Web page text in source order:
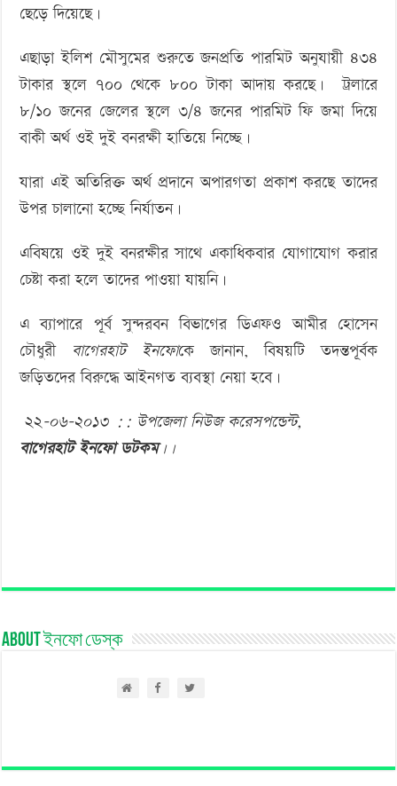
ছেড়ে দিয়েছে।
এছাড়া ইলিশ মৌসুমের শুরুতে জনপ্রতি পারমিট অনুযায়ী ৪৩৪
টাকার স্থলে ৭০০ থেকে ৮০০ টাকা আদায় করছে। ট্রলারে
৮/১০ জনের জেলের স্থলে ৩/৪ জনের পারমিট ফি জমা দিয়ে
বাকী অর্থ ওই দুই বনরক্ষী হাতিয়ে নিচ্ছে।
যারা এই অতিরিক্ত অর্থ প্রদানে অপারগতা প্রকাশ করছে তাদের
উপর চালানো হচ্ছে নির্যাতন।
এবিষয়ে ওই দুই বনরক্ষীর সাথে একাধিকবার যোগাযোগ করার
চেষ্টা করা হলে তাদের পাওয়া যায়নি।
এ ব্যাপারে পূর্ব সুন্দরবন বিভাগের ডিএফও আমীর হোসেন
চৌধুরী বাগেরহাট ইনফোকে জানান, বিষয়টি তদন্তপূর্বক
জড়িতদের বিরুদ্ধে আইনগত ব্যবস্থা নেয়া হবে।
২২–০৬–২০১৩:: উপজেলা নিউজ করেসপন্ডেন্ট,
বাগেরহাট ইনফো ডটকম।।
About ইনফো ডেস্ক